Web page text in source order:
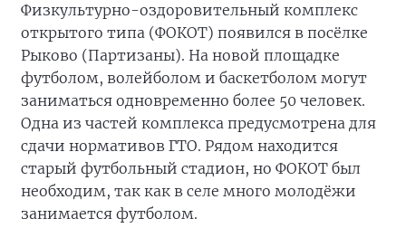
Физкультурно-оздоровительный комплекс
открытого типа (ФОКОТ) появился в посёлке
Рыково (Партизаны). На новой площадке
футболом, волейболом и баскетболом могут
заниматься одновременно более 50 человек.
Одна из частей комплекса предусмотрена для
сдачи нормативов ГТО. Рядом находится
старый футбольный стадион, но ФОКОТ был
необходим, так как в селе много молодёжи
занимается футболом.